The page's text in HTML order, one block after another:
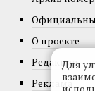
О проекте
Редакция
Реклама
Для